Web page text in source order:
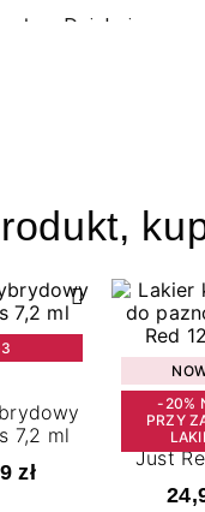
Dziękujemy
7,2 ml
zł
-20%
PRZY
Lakier
Just